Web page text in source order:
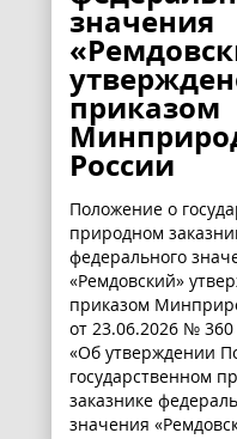
значения
приказом
России
Положение о
природном
федерального
«Ремдовский»
приказом
от 23.06.2026 № 360
«Об утверждении
государственном
заказнике
значения